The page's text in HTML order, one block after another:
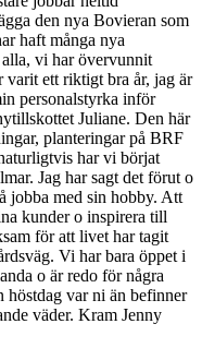
den nya Bovieran som
haft många nya
alla, vi har övervunnit
varit ett riktigt bra år, jag är
personalstyrka inför
Juliane. Den här
planteringar på BRF
har vi börjat
Jag har sagt det förut o
jobba med sin hobby. Att
kunder o inspirera till
för att livet har tagit
Vi har bara öppet i
o är redo för några
höstdag var ni än befinner
väder. Kram Jenny